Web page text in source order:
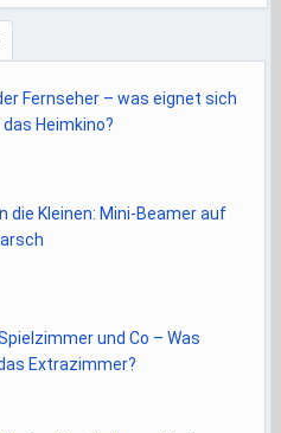
Fernseher – was eignet sich
Heimkino?
die Kleinen: Mini-Beamer auf
und Co – Was
Extrazimmer?